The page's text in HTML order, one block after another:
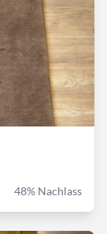
48% Nachlass